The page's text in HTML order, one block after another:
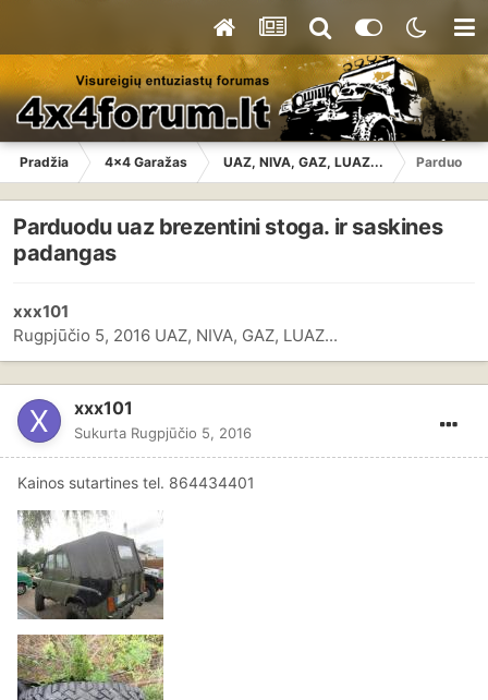
Pradžia 4x4 Garažas UAZ, NIVA, GAZ, LUAZ... Parduodu
Parduodu uaz brezentini stoga. ir saskines
padangas
xxx101
Rugpjūčio 5, 2016 UAZ, NIVA, GAZ, LUAZ...
xxx101
Sukurta Rugpjūčio 5, 2016
Kainos sutartines tel. 864434401